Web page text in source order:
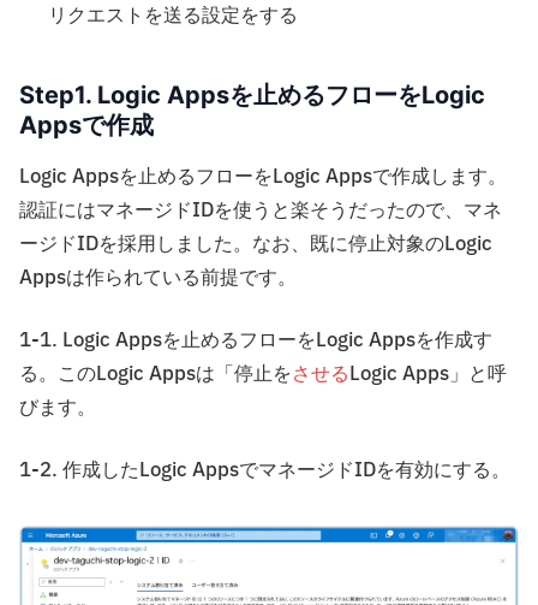
リクエストを送る設定をする
Step1. Logic Appsを止めるフローをLogic
Appsで作成
Logic Appsを止めるフローをLogic Appsで作成します。
認証にはマネージドIDを使うと楽そうだったので、マネ
ージドIDを採用しました。なお、既に停止対象のLogic
Appsは作られている前提です。
1-1. Logic Appsを止めるフローをLogic Appsを作成す
る。このLogic Appsは「停止をさせるLogic Apps」と呼
びます。
1-2. 作成したLogic AppsでマネージドIDを有効にする。